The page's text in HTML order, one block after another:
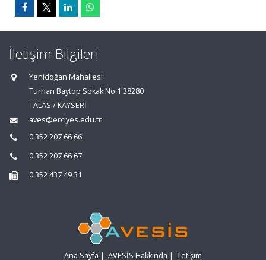
İletişim Bilgileri
Yenidoğan Mahallesi
Turhan Baytop Sokak No:1 38280
TALAS / KAYSERİ
aves@erciyes.edu.tr
0 352 207 66 66
0 352 207 66 67
0 352 437 49 31
Ana Sayfa | AVESİS Hakkında | İletişim